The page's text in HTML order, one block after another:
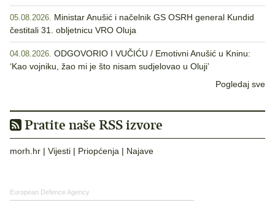
05.08.2026. Ministar Anušić i načelnik GS OSRH general Kundid
čestitali 31. obljetnicu VRO Oluja
04.08.2026. ODGOVORIO I VUČIĆU / Emotivni Anušić u Kninu:
‘Kao vojniku, žao mi je što nisam sudjelovao u Oluji’
Pogledaj sve
Pratite naše RSS izvore
morh.hr | Vijesti | Priopćenja | Najave
European Defence Agency